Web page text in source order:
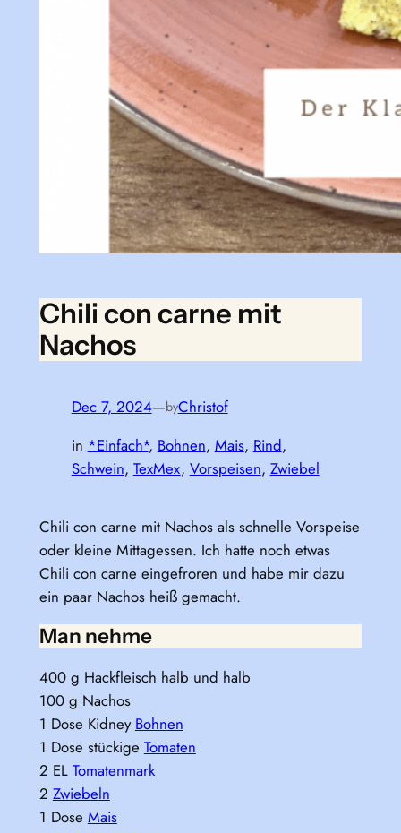
Chili con carne mit
Nachos
Dec 7, 2024—byChristof
in *Einfach*, Bohnen, Mais, Rind
Schwein, TexMex, Vorspeisen, Zwiebel
Chili con carne mit Nachos als schnelle Vorspeise
oder kleine Mittagessen. Ich hatte noch etwas
Chili con carne eingefroren und habe mir dazu
ein paar Nachos heiß gemacht.
Man nehme
400 g Hackfleisch halb und halb
100 g Nachos
1 Dose Kidney Bohnen
1 Dose stückige Tomaten
2 EL Tomatenmark
2 Zwiebeln
1 Dose Mais